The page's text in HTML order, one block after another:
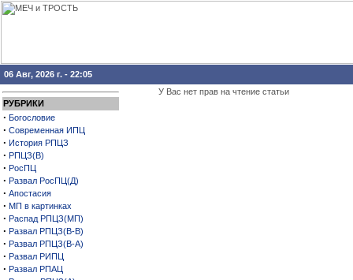
06 Авг, 2026 г. - 22:05
РУБРИКИ
· Богословие
· Современная ИПЦ
· История РПЦЗ
· РПЦЗ(В)
· РосПЦ
· Развал РосПЦ(Д)
· Апостасия
· МП в картинках
· Распад РПЦЗ(МП)
· Развал РПЦЗ(В-В)
· Развал РПЦЗ(В-А)
· Развал РИПЦ
· Развал РПАЦ
У Вас нет прав на чтение статьи